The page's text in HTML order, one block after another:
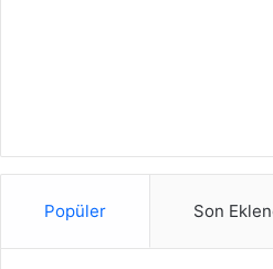
Popüler Son